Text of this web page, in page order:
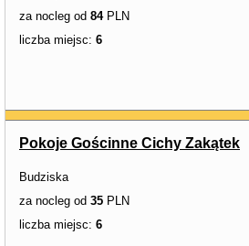
za nocleg od 84PLN
liczba miejsc: 6
Pokoje Gościnne Cichy Zakątek
Budziska
za nocleg od 35 PLN
liczba miejsc: 6